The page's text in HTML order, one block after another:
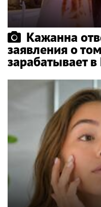
Кажанна
заявления о
зарабатывает